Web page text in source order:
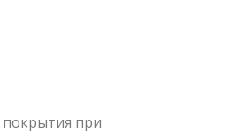
покрытия при